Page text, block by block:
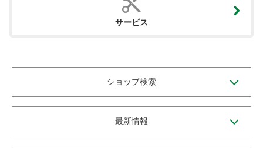
サービス
ショップ検索
最新情報